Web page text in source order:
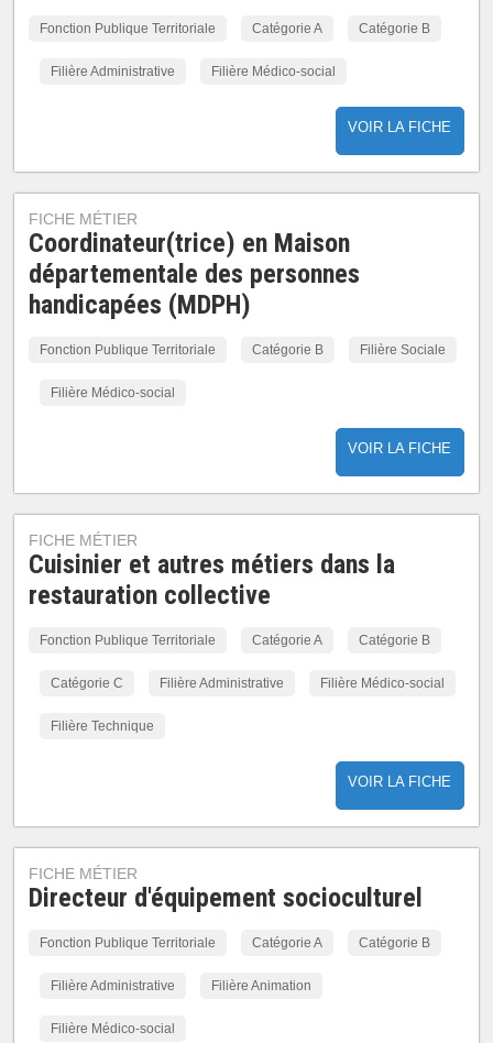
Fonction Publique Territoriale Catégorie A Catégorie B
Filière Administrative Filière Médico-social
VOIR LA FICHE
FICHE MÉTIER
Coordinateur(trice) en Maison
départementale des personnes
handicapées (MDPH)
Fonction Publique Territoriale Catégorie B Filière Sociale
Filière Médico-social
VOIR LA FICHE
FICHE MÉTIER
Cuisinier et autres métiers dans la
restauration collective
Fonction Publique Territoriale Catégorie A Catégorie B
Catégorie C Filière Administrative Filière Médico-social
Filière Technique
VOIR LA FICHE
FICHE MÉTIER
Directeur d'équipement socioculturel
Fonction Publique Territoriale Catégorie A Catégorie B
Filière Administrative Filière Animation
Filière Médico-social